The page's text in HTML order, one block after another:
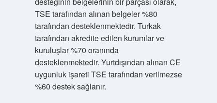
TSE tarafından alınan belgeler %80
tarafından desteklenmektedir. Turkak
tarafından akredite edilen kurumlar ve
kuruluşlar %70 oranında
desteklenmektedir. Yurtdışından alınan CE
uygunluk işareti TSE tarafından verilmezse
%60 destek sağlanır.